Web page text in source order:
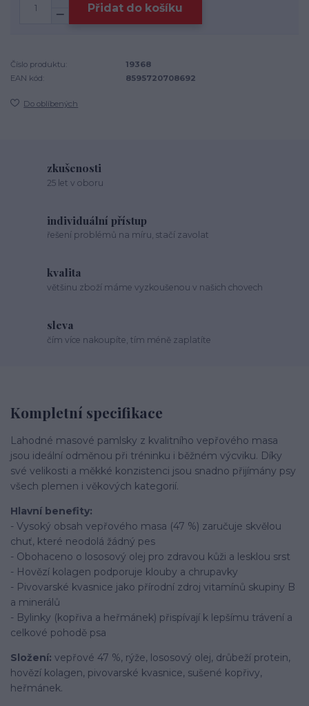
Přidat do košíku
Číslo produktu:
19368
EAN kód:
8595720708692
Do oblíbených
zkušenosti
25 let v oboru
individuální přístup
řešení problémů na míru, stačí zavolat
kvalita
většinu zboží máme vyzkoušenou v našich chovech
sleva
čím více nakoupíte, tím méně zaplatíte
Kompletní specifikace
Lahodné masové pamlsky z kvalitního vepřového masa
jsou ideální odměnou při tréninku i běžném výcviku. Díky
své velikosti a měkké konzistenci jsou snadno přijímány psy
všech plemen i věkových kategorií.
Hlavní benefity:
- Vysoký obsah vepřového masa (47 %) zaručuje skvělou
chuť, které neodolá žádný pes
- Obohaceno o lososový olej pro zdravou kůži a lesklou srst
- Hovězí kolagen podporuje klouby a chrupavky
- Pivovarské kvasnice jako přírodní zdroj vitamínů skupiny B
a minerálů
- Bylinky (kopřiva a heřmánek) přispívají k lepšímu trávení a
celkové pohodě psa
Složení: vepřové 47 %, rýže, lososový olej, drůbeží protein,
hovězí kolagen, pivovarské kvasnice, sušené kopřivy,
heřmánek.